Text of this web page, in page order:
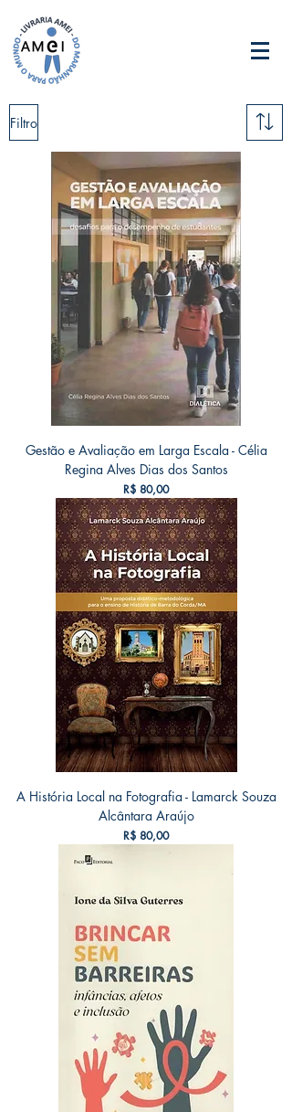
Filtro
Gestão e Avaliação em Larga Escala - Célia
Regina Alves Dias dos Santos
Preço
R$ 80,00
A História Local na Fotografia - Lamarck Souza
Alcântara Araújo
Preço
R$ 80,00